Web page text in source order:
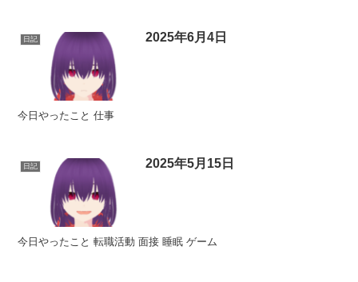
日記 2025年6月4日
今日やったこと 仕事
日記 2025年5月15日
今日やったこと 転職活動 面接 睡眠 ゲーム